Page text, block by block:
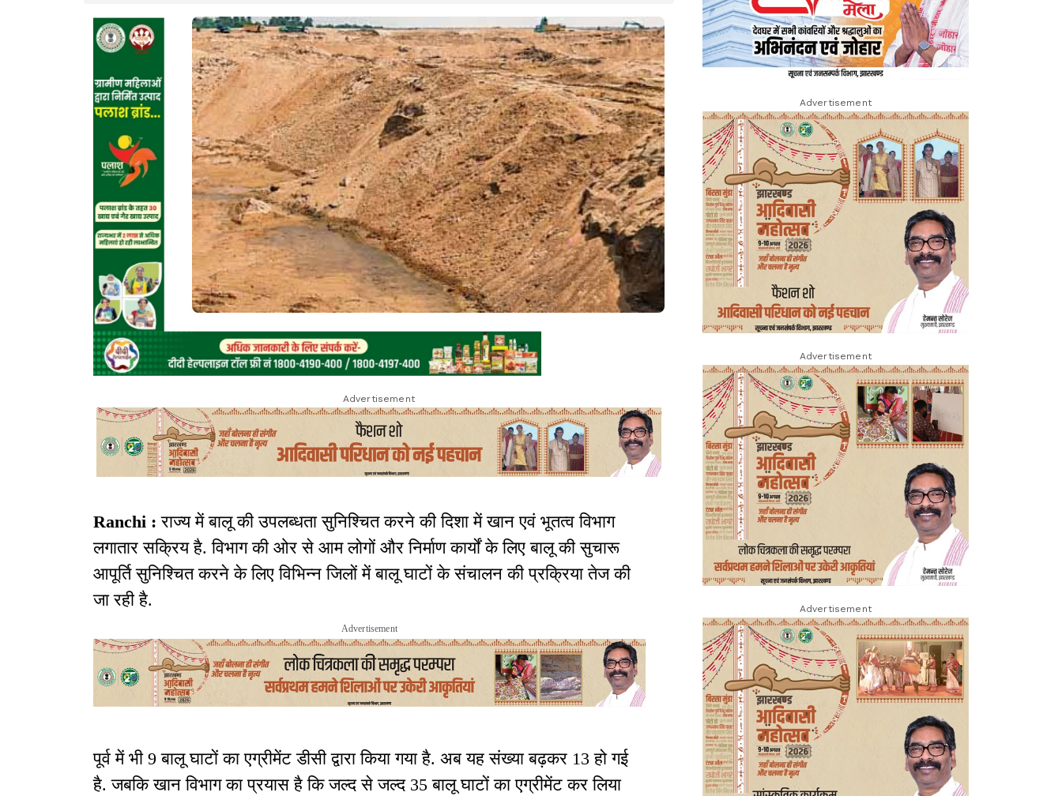
Advertisement
Ranchi : राज्य में बालू की उपलब्धता सुनिश्चित करने की दिशा में खान एवं भूतत्व विभाग
लगातार सक्रिय है. विभाग की ओर से आम लोगों और निर्माण कार्यों के लिए बालू की सुचारू
आपूर्ति सुनिश्चित करने के लिए विभिन्न जिलों में बालू घाटों के संचालन की प्रक्रिया तेज की
जा रही है.
Advertisement
पूर्व में भी 9 बालू घाटों का एग्रीमेंट डीसी द्वारा किया गया है. अब यह संख्या बढ़कर 13 हो गई
है. जबकि खान विभाग का प्रयास है कि जल्द से जल्द 35 बालू घाटों का एग्रीमेंट कर लिया
Advertisement
Advertisement
Advertisement